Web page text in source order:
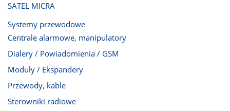
SATEL MICRA
Systemy przewodowe
Centrale alarmowe, manipulatory
Dialery / Powiadomienia / GSM
Moduły / Ekspandery
Przewody, kable
Sterowniki radiowe